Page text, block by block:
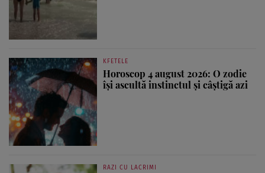
KFETELE
Horoscop 4 august 2026: O zodie
își ascultă instinctul și câștigă azi
RAZI CU LACRIMI